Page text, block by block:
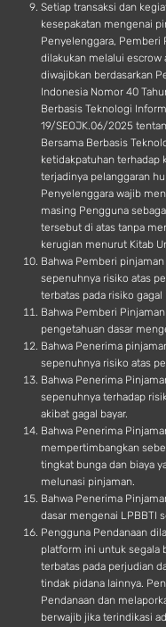
Setiap transaksi dan
kesepakatan mengenai
Penyelenggara, Pemberi
dilakukan melalui escrow
diwajibkan berdasarkan
Indonesia Nomor 40
Berbasis Teknologi
19/SEOJK.06/2025
Bersama Berbasis
ketidakpatuhan
terjadinya pelanggaran
Penyelenggara wajib
masing Pengguna
tersebut di atas tanpa
kerugian menurut Kitab
Bahwa Pemberi
sepenuhnya risiko atas
terbatas pada risiko gagal
Bahwa Pemberi
pengetahuan dasar
Bahwa Penerima
sepenuhnya risiko atas
Bahwa Penerima
sepenuhnya terhadap
akibat gagal bayar.
Bahwa Penerima
mempertimbangkan
tingkat bunga dan biaya
melunasi pinjaman.
Bahwa Penerima
dasar mengenai LPBBTI
Pengguna Pendanaan
platform ini untuk segala
terbatas pada perjudian
tindak pidana lainnya.
Pendanaan dan
berwajib jika terindikasi